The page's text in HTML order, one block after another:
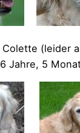
Colette (leider
Jahre, 5